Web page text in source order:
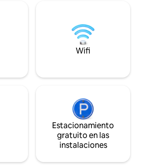
Wifi
Estacionamiento
gratuito en las
instalaciones